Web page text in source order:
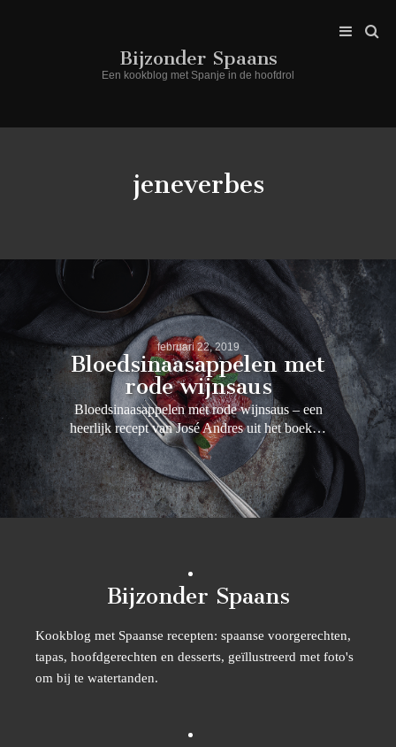
Bijzonder Spaans
Een kookblog met Spanje in de hoofdrol
jeneverbes
februari 22, 2019
Bloedsinaasappelen met
rode wijnsaus
Bloedsinaasappelen met rode wijnsaus – een
heerlijk recept van José Andres uit het boek…
Bijzonder Spaans
Kookblog met Spaanse recepten: spaanse voorgerechten,
tapas, hoofdgerechten en desserts, geïllustreerd met foto's
om bij te watertanden.